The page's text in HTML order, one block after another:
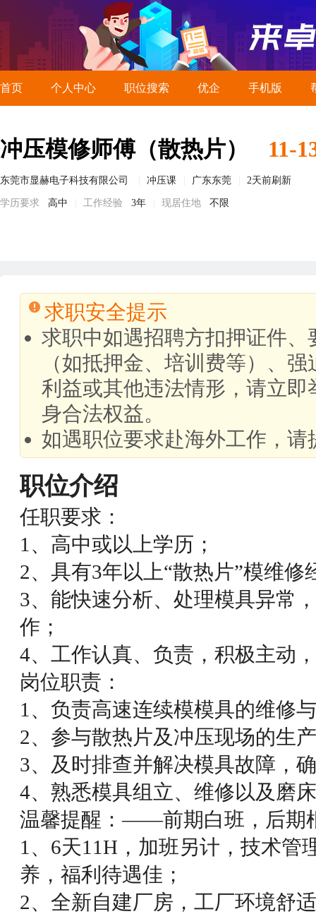
首页 个人中心 职位搜索 优企 手机版
冲压模修师傅（散热片） 11-
东莞市显赫电子科技有限公司 冲压课 广东东莞 2天前刷新
学历要求 高中 工作经验 3年 现居住地 不限
求职安全提示
求职中如遇招聘方扣押证件
（如抵押金、培训费等）、
利益或其他违法情形，请立
身合法权益。
如遇职位要求赴海外工作，
职位介绍
任职要求：
1、高中或以上学历；
2、具有3年以上“散热片”模维修
3、能快速分析、处理模具异常
作；
4、工作认真、负责，积极主动
岗位职责：
1、负责高速连续模模具的维修
2、参与散热片及冲压现场的生
3、及时排查并解决模具故障，
4、熟悉模具组立、维修以及磨
温馨提醒：——前期白班，后期
1、6天11H，加班另计，技术管
养，福利待遇佳；
2、全新自建厂房，工厂环境舒